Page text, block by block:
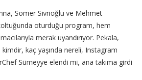
Somer Sivrioğlu ve Mehmet
koltuğunda oturduğu program, hem
merak uyandırıyor. Pekala,
kaç yaşında nereli, Instagram
Sümeyye elendi mi, ana takıma girdi